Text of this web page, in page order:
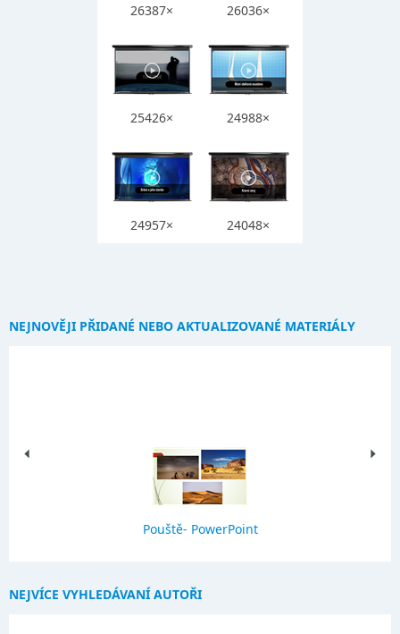
26387× 26036×
25426× 24988×
24957× 24048×
NEJNOVĚJI PŘIDANÉ NEBO AKTUALIZOVANÉ MATERIÁLY
Pouště- PowerPoint
NEJVÍCE VYHLEDÁVANÍ AUTOŘI